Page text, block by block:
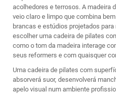
acolhedores e terrosos. A madeira
veio claro e limpo que combina
brancas e estúdios projetados
escolher uma cadeira de pilates
como o tom da madeira interage
seus reformers e com quaisquer
Uma cadeira de pilates com
absorverá suor, desenvolverá
apelo visual num ambiente